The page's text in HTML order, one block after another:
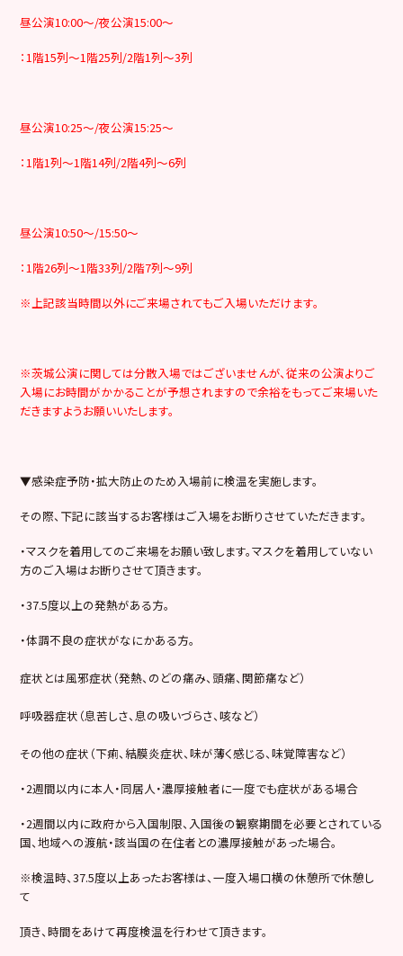
昼公演10:00～/夜公演15:00～
：1階15列～1階25列/2階1列～3列
昼公演10:25～/夜公演15:25～
：1階1列～1階14列/2階4列～6列
昼公演10:50～/15:50～
：1階26列～1階33列/2階7列～9列
※上記該当時間以外にご来場されてもご入場いただけます。
※茨城公演に関しては分散入場ではございませんが、従来の公演よりご
入場にお時間がかかることが予想されますので余裕をもってご来場いた
だきますようお願いいたします。
▼感染症予防・拡大防止のため入場前に検温を実施します。
その際、下記に該当するお客様はご入場をお断りさせていただきます。
・マスクを着用してのご来場をお願い致します。マスクを着用していない
方のご入場はお断りさせて頂きます。
・37.5度以上の発熱がある方。
・体調不良の症状がなにかある方。
症状とは風邪症状（発熱、のどの痛み、頭痛、関節痛など）
呼吸器症状（息苦しさ、息の吸いづらさ、咳など）
その他の症状（下痢、結膜炎症状、味が薄く感じる、味覚障害など）
・2週間以内に本人・同居人・濃厚接触者に一度でも症状がある場合
・2週間以内に政府から入国制限、入国後の観察期間を必要とされている
国、地域への渡航・該当国の在住者との濃厚接触があった場合。
※検温時、37.5度以上あったお客様は、一度入場口横の休憩所で休憩し
て
頂き、時間をあけて再度検温を行わせて頂きます。